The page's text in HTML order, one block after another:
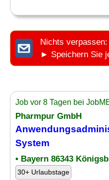
Nichts verpassen:
► Speichern Sie
Job vor 8 Tagen bei
Pharmpur GmbH
System
• Bayern 86343
30+ Urlaubstage